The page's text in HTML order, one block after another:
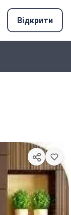
Відкрити